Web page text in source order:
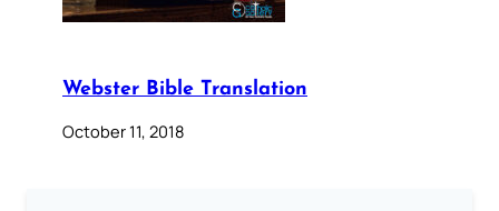
Webster Bible Translation
October 11, 2018